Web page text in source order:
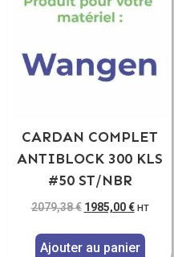
CARDAN COMPLET
ANTIBLOCK 300 KLS
#50 ST/NBR
2079,38€ 1985,00€ HT
Ajouter au panier